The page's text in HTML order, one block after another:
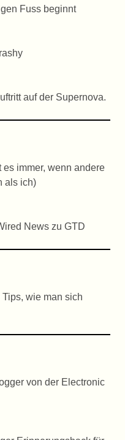
Fuss beginnt
auf der Supernova.
es immer, wenn andere
als ich)
News zu GTD
wie man sich
von der Electronic